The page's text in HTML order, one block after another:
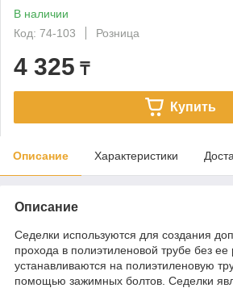
В наличии
Код: 74-103
Розница
4 325 ₸
Купить
Описание Характеристики
Описание
Седелки используются для создания
прохода в полиэтиленовой трубе без
устанавливаются на полиэтиленовую
помощью зажимных болтов. Седелки